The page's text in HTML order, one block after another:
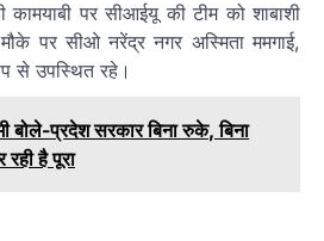
पर सीआईयू की टीम को शाबाशी
पर सीओ नरेंद्र नगर अस्मिता ममगाई,
से उपस्थित रहे।
बोले-प्रदेश सरकार बिना रुके, बिना
है पूरा